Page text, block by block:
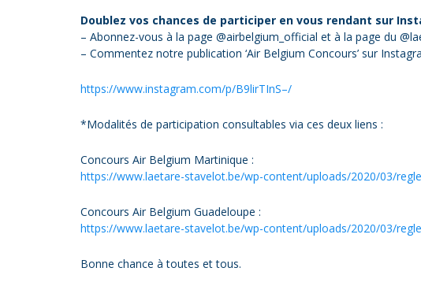
Doublez vos chances de participer en vous rendant sur
– Abonnez-vous à la page @airbelgium_official et à la page du
– Commentez notre publication ‘Air Belgium Concours’ sur
https://www.instagram.com/p/B9lirTInS–/
*Modalités de participation consultables via ces deux liens :
Concours Air Belgium Martinique :
https://www.laetare-stavelot.be/wp-content/uploads/2020/03/
Concours Air Belgium Guadeloupe :
https://www.laetare-stavelot.be/wp-content/uploads/2020/03/
Bonne chance à toutes et tous.